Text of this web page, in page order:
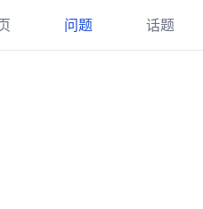
问题 话题